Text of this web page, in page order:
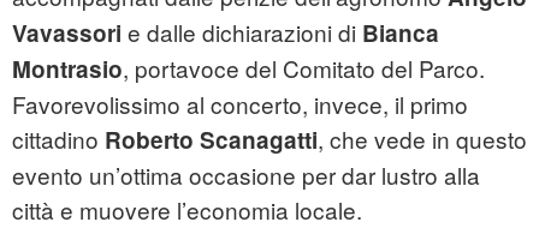
Vavassori e dalle dichiarazioni di Bianca
Montrasio, portavoce del Comitato del Parco.
Favorevolissimo al concerto, invece, il primo
cittadino Roberto Scanagatti, che vede in questo
evento un’ottima occasione per dar lustro alla
città e muovere l’economia locale.